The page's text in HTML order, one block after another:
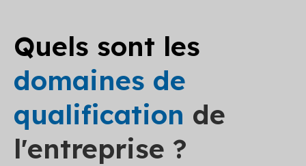
Quels sont les
domaines de
qualification de
l'entreprise ?